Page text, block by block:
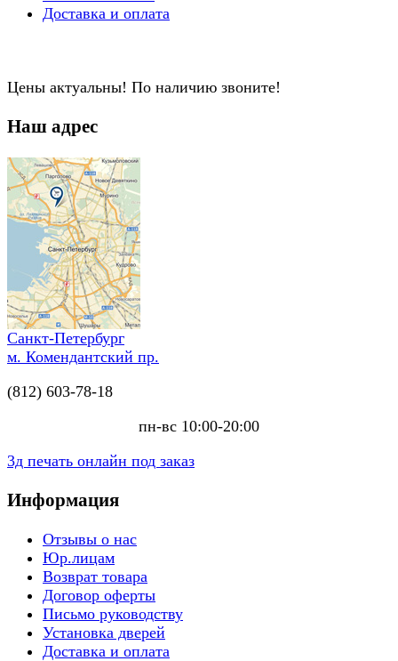
Доставка и оплата
Цены актуальны! По наличию звоните!
Наш адрес
Санкт-Петербург
м. Комендантский пр.
(812) 603-78-18
пн-вс 10:00-20:00
3д печать онлайн под заказ
Информация
Отзывы о нас
Юр.лицам
Возврат товара
Договор оферты
Письмо руководству
Установка дверей
Доставка и оплата